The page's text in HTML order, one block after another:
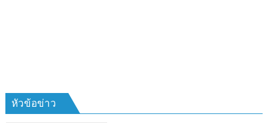
๒๕๖๙
หัวข้อข่าว